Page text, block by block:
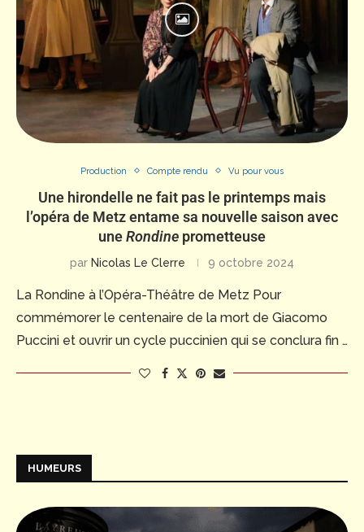
Production Compte rendu Vu pour vous
Une hirondelle ne fait pas le printemps mais
l’opéra de Metz entame sa nouvelle saison avec
uneRondine prometteuse
par Nicolas Le Clerre 9 octobre 2024
La Rondine à l’Opéra-Théâtre de Metz Pour
commémorer le centenaire de la mort de Giacomo
Puccini et ouvrir un cycle puccinien qui se conclura fin …
HUMEURS